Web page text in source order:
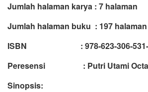
Jumlah halaman karya : 7 halaman
Jumlah halaman buku : 197 halaman
ISBN : 978-623-306-
Peresensi : Putri Utami
Sinopsis: